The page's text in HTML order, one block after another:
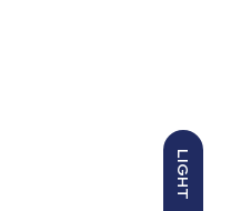
LIGHT